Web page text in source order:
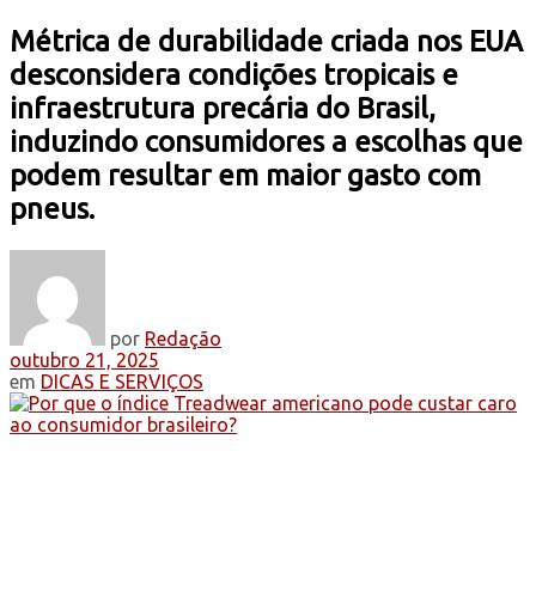
Métrica de durabilidade criada nos EUA
desconsidera condições tropicais e
infraestrutura precária do Brasil,
induzindo consumidores a escolhas que
podem resultar em maior gasto com
pneus.
por Redação
outubro 21, 2025
em DICAS E SERVIÇOS